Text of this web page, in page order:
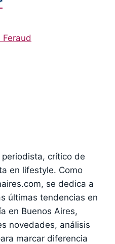
crítico de
en lifestyle. Como
se dedica a
últimas tendencias en
en Buenos Aires,
novedades, análisis
marcar diferencia